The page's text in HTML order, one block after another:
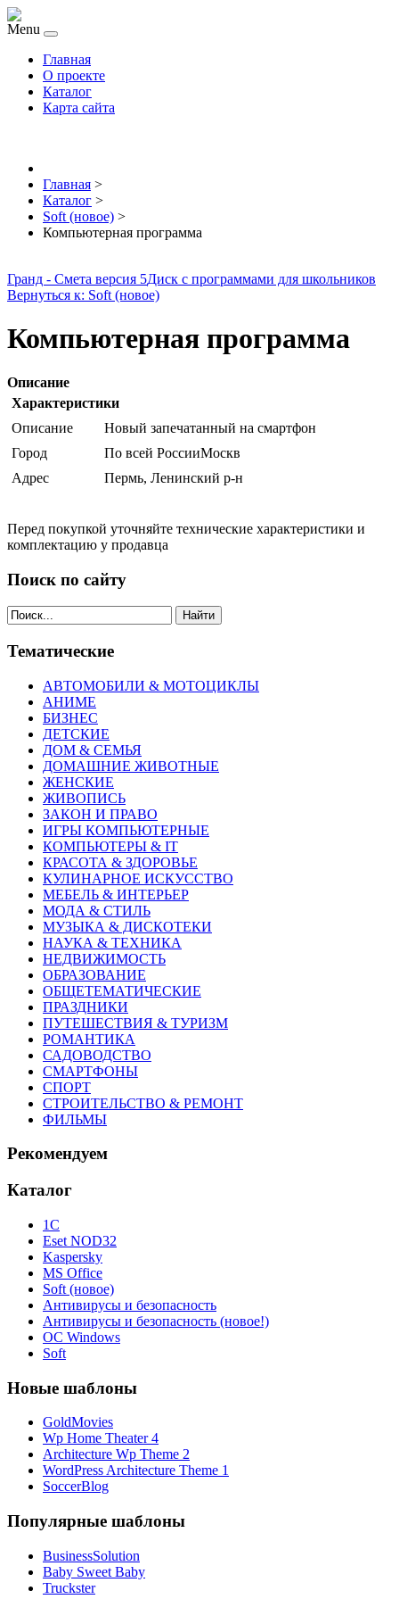
Menu
Главная
О проекте
Каталог
Карта сайта
Главная >
Каталог >
Soft (новое) >
Компьютерная программа
Гранд - Смета версия 5Диск с программами для школьников
Вернуться к: Soft (новое)
Компьютерная программа
Описание
Характеристики
Описание
Новый запечатанный на смартфон
Город
По всей РоссииМоскв
Адрес
Пермь, Ленинский р-н
Перед покупкой уточняйте технические характеристики и
комплектацию у продавца
Поиск по сайту
Найти
Тематические
АВТОМОБИЛИ & МОТОЦИКЛЫ
АНИМЕ
БИЗНЕС
ДЕТСКИЕ
ДОМ & СЕМЬЯ
ДОМАШНИЕ ЖИВОТНЫЕ
ЖЕНСКИЕ
ЖИВОПИСЬ
ЗАКОН И ПРАВО
ИГРЫ КОМПЬЮТЕРНЫЕ
КОМПЬЮТЕРЫ & IT
КРАСОТА & ЗДОРОВЬЕ
КУЛИНАРНОЕ ИСКУССТВО
МЕБЕЛЬ & ИНТЕРЬЕР
МОДА & СТИЛЬ
МУЗЫКА & ДИСКОТЕКИ
НАУКА & ТЕХНИКА
НЕДВИЖИМОСТЬ
ОБРАЗОВАНИЕ
ОБЩЕТЕМАТИЧЕСКИЕ
ПРАЗДНИКИ
ПУТЕШЕСТВИЯ & ТУРИЗМ
РОМАНТИКА
САДОВОДСТВО
СМАРТФОНЫ
СПОРТ
СТРОИТЕЛЬСТВО & РЕМОНТ
ФИЛЬМЫ
Рекомендуем
Каталог
1С
Eset NOD32
Kaspersky
MS Office
Soft (новое)
Антивирусы и безопасность
Антивирусы и безопасность (новое!)
ОС Windows
Soft
Новые шаблоны
GoldMovies
Wp Home Theater 4
Architecture Wp Theme 2
WordPress Architecture Theme 1
SoccerBlog
Популярные шаблоны
BusinessSolution
Baby Sweet Baby
Truckster